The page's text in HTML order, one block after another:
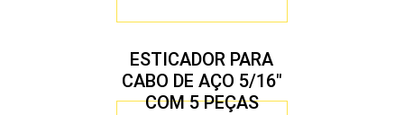
ESTICADOR PARA
CABO DE AÇO 5/16″
COM 5 PEÇAS